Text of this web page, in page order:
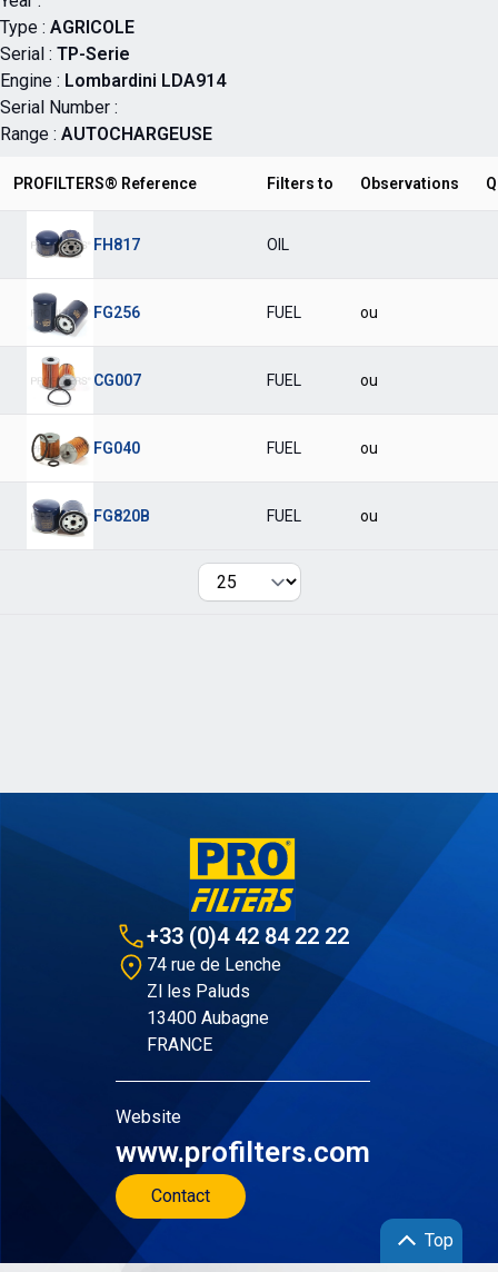
Type : AGRICOLE
Serial : TP-Serie
Engine : Lombardini LDA914
Serial Number :
Range : AUTOCHARGEUSE
PROFILTERS® Reference Filters to Observations
FH817 OIL
FG256 FUEL ou
CG007 FUEL ou
FG040 FUEL ou
FG820B FUEL ou
+33 (0)4 42 84 22 22
74 rue de Lenche
Zl les Paluds
13400 Aubagne
FRANCE
Website
www.profilters.com
Contact
Top